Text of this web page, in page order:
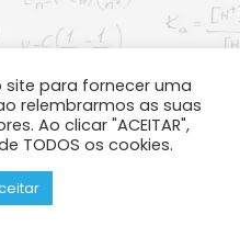
site para fornecer uma
relembrarmos as suas
Ao clicar "ACEITAR",
TODOS os cookies.